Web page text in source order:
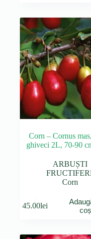
Corn – Cornus mas,
ghiveci 2L, 70-90
ARBUȘTI
Corn
45.00lei
coș